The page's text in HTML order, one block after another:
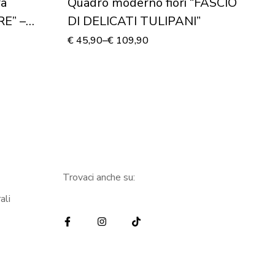
–
DI DELICATI TULIPANI”
€45,90–€109,90
Trovaci anche su: